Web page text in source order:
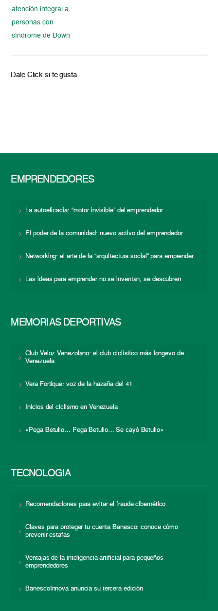
atención integral a
personas con
síndrome de Down
Dale Click si te gusta
EMPRENDEDORES
La autoeficacia: “motor invisible” del emprendedor
El poder de la comunidad: nuevo activo del emprendedor
Networking: el arte de la “arquitectura social” para emprender
Las ideas para emprender no se inventan, se descubren
MEMORIAS DEPORTIVAS
Club Veloz Venezolano: el club ciclístico más longevo de
Venezuela
Vera Fortique: voz de la hazaña del 41
Inicios del ciclismo en Venezuela
«Pega Betulio… Pega Betulio… Se cayó Betulio»
TECNOLOGÍA
Recomendaciones para evitar el fraude cibernético
Claves para proteger tu cuenta Banesco: conoce cómo
prevenir estafas
Ventajas de la inteligencia artificial para pequeños
emprendedores
BanescoInnova anuncia su tercera edición